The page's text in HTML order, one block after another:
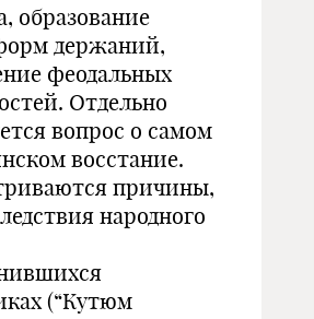
образование
держаний,
феодальных
Отдельно
вопрос о самом
восстание.
причины,
народного
(“Кутюм